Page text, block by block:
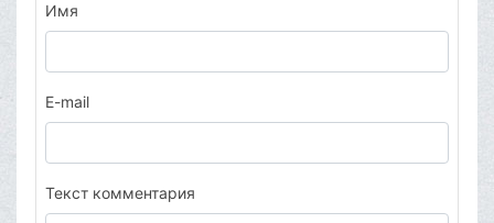
Имя
E-mail
Текст комментария